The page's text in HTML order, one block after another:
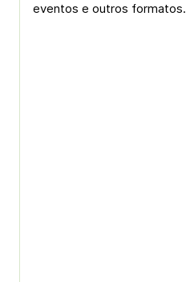
eventos e outros formatos.